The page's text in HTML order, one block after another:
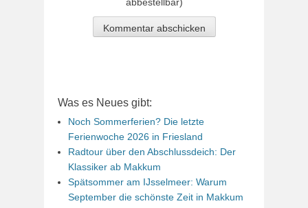
abbestellbar)
Was es Neues gibt:
Noch Sommerferien? Die letzte
Ferienwoche 2026 in Friesland
Radtour über den Abschlussdeich: Der
Klassiker ab Makkum
Spätsommer am IJsselmeer: Warum
September die schönste Zeit in Makkum